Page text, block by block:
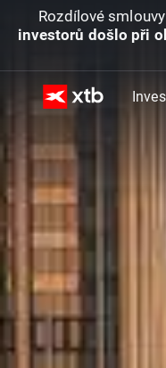
Rozdílové
investorů došlo při